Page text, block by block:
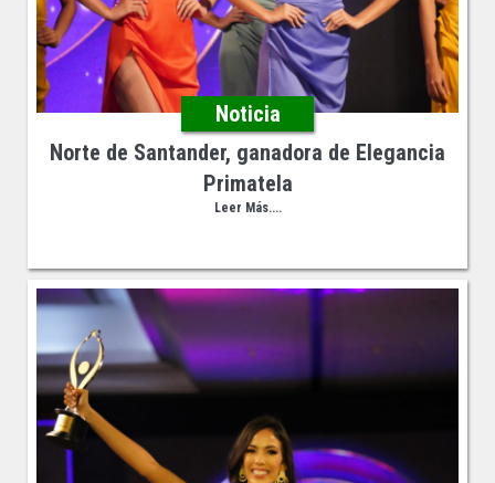
Noticia
Norte de Santander, ganadora de Elegancia
Primatela
Leer Más....